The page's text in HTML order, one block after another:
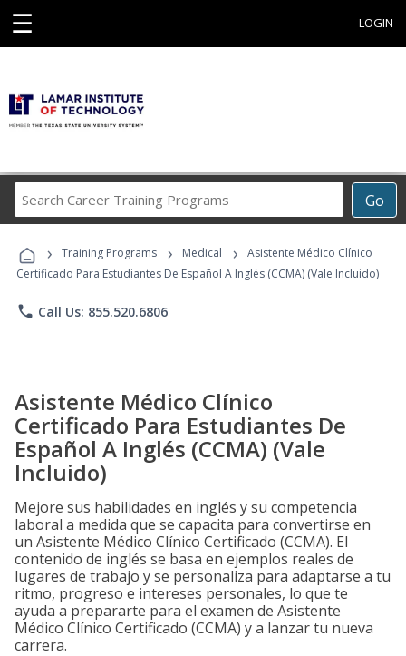
☰ LOGIN
Go
Career
Programs
› Training Programs › Medical ›
Asistente Médico Clínico
Certificado Para Estudiantes De Español A Inglés (CCMA) (Vale Incluido)
phone Call Us: 855.520.6806
Asistente Médico Clínico
Certificado Para Estudiantes De
Español A Inglés (CCMA) (Vale
Incluido)
Mejore sus habilidades en inglés y su competencia
laboral a medida que se capacita para convertirse en
un Asistente Médico Clínico Certificado (CCMA). El
contenido de inglés se basa en ejemplos reales de
lugares de trabajo y se personaliza para adaptarse a tu
ritmo, progreso e intereses personales, lo que te
ayuda a prepararte para el examen de Asistente
Médico Clínico Certificado (CCMA) y a lanzar tu nueva
carrera.